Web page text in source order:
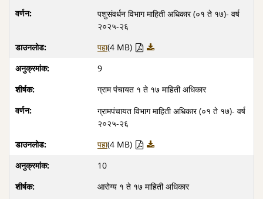
पशुसंवर्धन विभाग माहिती अधिकार (०१ ते १७)- वर्ष
२०२५-२६
पहा(4 MB)
9
ग्राम पंचायत १ ते १७ माहिती अधिकार
ग्रामपंचायत विभाग माहिती अधिकार (०१ ते १७)- वर्ष
२०२५-२६
पहा(4 MB)
10
आरोग्य १ ते १७ माहिती अधिकार